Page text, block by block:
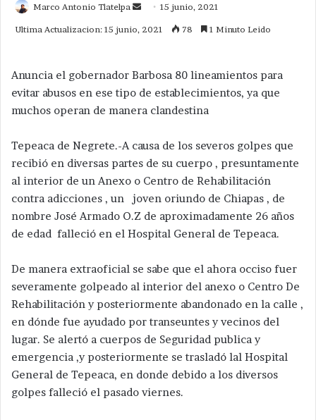
Marco Antonio Tlatelpa
Send15 junio, 2021
Ultima Actualizacion: 15 junio, 2021 78 1 Minuto Leido
Anuncia el gobernador Barbosa 80 lineamientos para
evitar abusos en ese tipo de establecimientos, ya que
muchos operan de manera clandestina
Tepeaca de Negrete.-A causa de los severos golpes que
recibió en diversas partes de su cuerpo , presuntamente
al interior de un Anexo o Centro de Rehabilitación
contra adicciones , un joven oriundo de Chiapas , de
nombre José Armado O.Z de aproximadamente 26 años
de edad falleció en el Hospital General de Tepeaca.
De manera extraoficial se sabe que el ahora occiso fuer
severamente golpeado al interior del anexo o Centro De
Rehabilitación y posteriormente abandonado en la calle ,
en dónde fue ayudado por transeuntes y vecinos del
lugar. Se alertó a cuerpos de Seguridad publica y
emergencia ,y posteriormente se trasladó lal Hospital
General de Tepeaca, en donde debido a los diversos
golpes falleció el pasado viernes.